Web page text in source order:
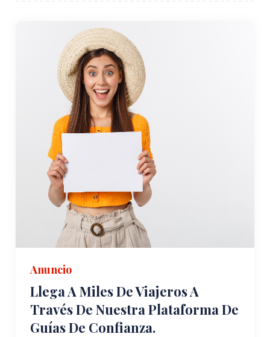
Anuncio
Llega A Miles De Viajeros A
Través De Nuestra Plataforma De
Guías De Confianza.